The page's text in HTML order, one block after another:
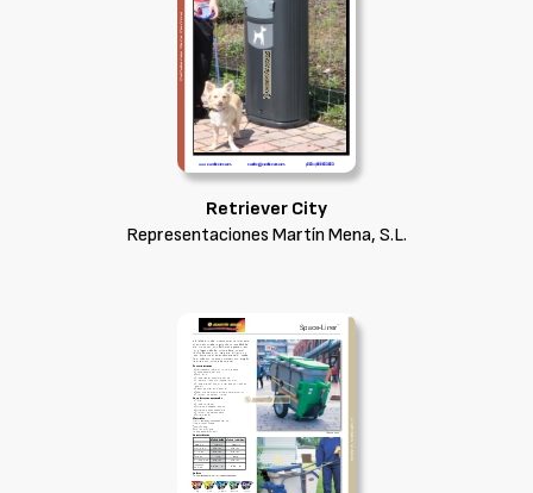
Retriever City
Representaciones Martín Mena, S.L.